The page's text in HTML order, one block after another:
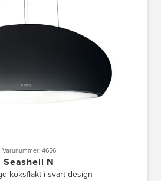
Varunummer: 4656
Seashell N
köksfläkt i svart design